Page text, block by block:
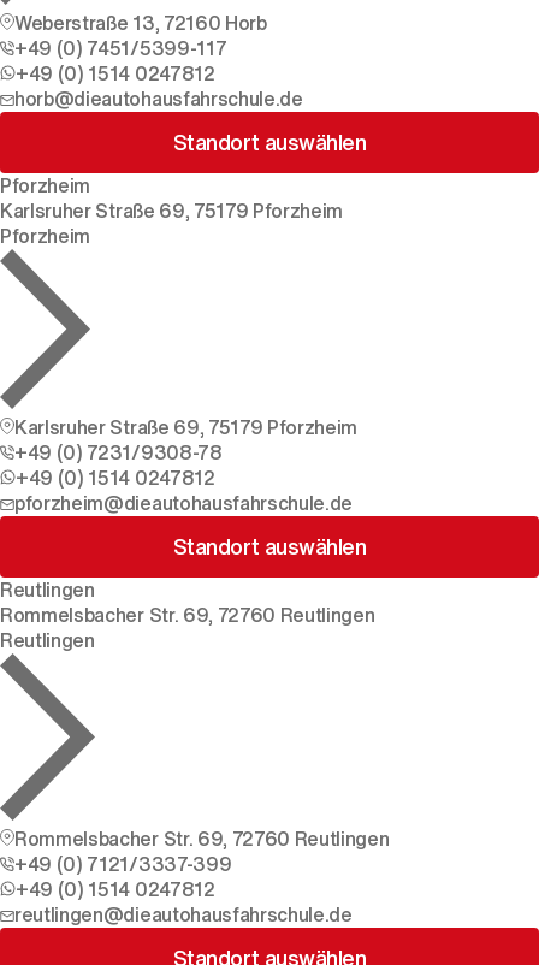
Weberstraße 13, 72160 Horb
+49 (0) 7451/5399-117
+49 (0) 1514 0247812
horb@dieautohausfahrschule.de
Standort auswählen
Pforzheim
Karlsruher Straße 69, 75179 Pforzheim
Pforzheim
Karlsruher Straße 69, 75179 Pforzheim
+49 (0) 7231/9308-78
+49 (0) 1514 0247812
pforzheim@dieautohausfahrschule.de
Standort auswählen
Reutlingen
Rommelsbacher Str. 69, 72760 Reutlingen
Reutlingen
Rommelsbacher Str. 69, 72760 Reutlingen
+49 (0) 7121/3337-399
+49 (0) 1514 0247812
reutlingen@dieautohausfahrschule.de
Standort auswählen